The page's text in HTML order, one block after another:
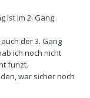
ist im 2. Gang
der 3. Gang
ich noch nicht
funzt.
war sicher noch